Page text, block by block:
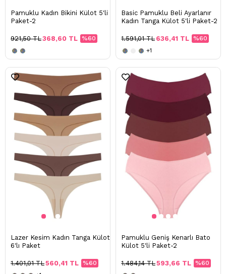
Pamuklu Kadın Bikini Külot 5'li
Paket-2
%60
368,60 TL
921,50 TL
Basic Pamuklu Beli Ayarlanır
Kadın Tanga Külot 5'li Paket-2
%60
636,41 TL
1.591,01 TL
+1
Lazer Kesim Kadın Tanga Külot
6'lı Paket
%60
560,41 TL
1.401,01 TL
Pamuklu Geniş Kenarlı Bato
Külot 5'li Paket-2
%60
593,66 TL
1.484,14 TL